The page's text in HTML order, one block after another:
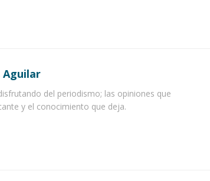
Aguilar
del periodismo; las opiniones que
y el conocimiento que deja.